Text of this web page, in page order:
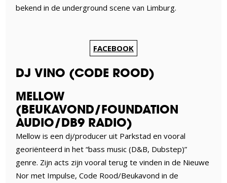
bekend in de underground scene van Limburg.
FACEBOOK
DJ VINO (CODE ROOD)
MELLOW
(BEUKAVOND/FOUNDATION
AUDIO/DB9 RADIO)
Mellow is een dj/producer uit Parkstad en vooral
georiënteerd in het “bass music (D&B, Dubstep)”
genre. Zijn acts zijn vooral terug te vinden in de Nieuwe
Nor met Impulse, Code Rood/Beukavond in de